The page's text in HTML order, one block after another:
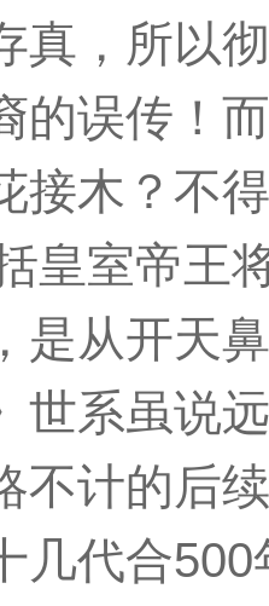
真，所以
的误传！
接木？不
皇室帝王
是从开天
世系虽说
不计的后
几代合500